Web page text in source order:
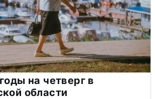
на четверг в
области